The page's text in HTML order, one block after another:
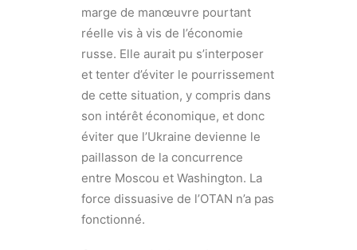
marge de manœuvre pourtant
réelle vis à vis de l’économie
russe. Elle aurait pu s’interposer
et tenter d’éviter le pourrissement
de cette situation, y compris dans
son intérêt économique, et donc
éviter que l’Ukraine devienne le
paillasson de la concurrence
entre Moscou et Washington. La
force dissuasive de l’OTAN n’a pas
fonctionné.